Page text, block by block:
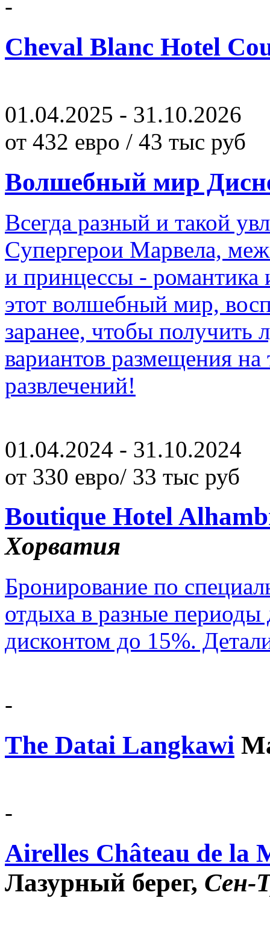
-
Cheval Blanc Hotel
01.04.2025 - 31.10.2026
от 432 евро / 43 тыс руб
Волшебный мир
Всегда разный и такой
Cупергерои Марвела,
и принцессы -
этот волшебный мир,
заранее, чтобы
вариантов размещения
развлечений!
01.04.2024 - 31.10.2024
от 330 евро/ 33 тыс руб
Boutique Hotel
Хорватия
Бронирование по
отдыха в разные периоды
дисконтом до 15%.
-
The Datai Langkawi
-
Airelles Château de la
Лазурный берег, Сен-